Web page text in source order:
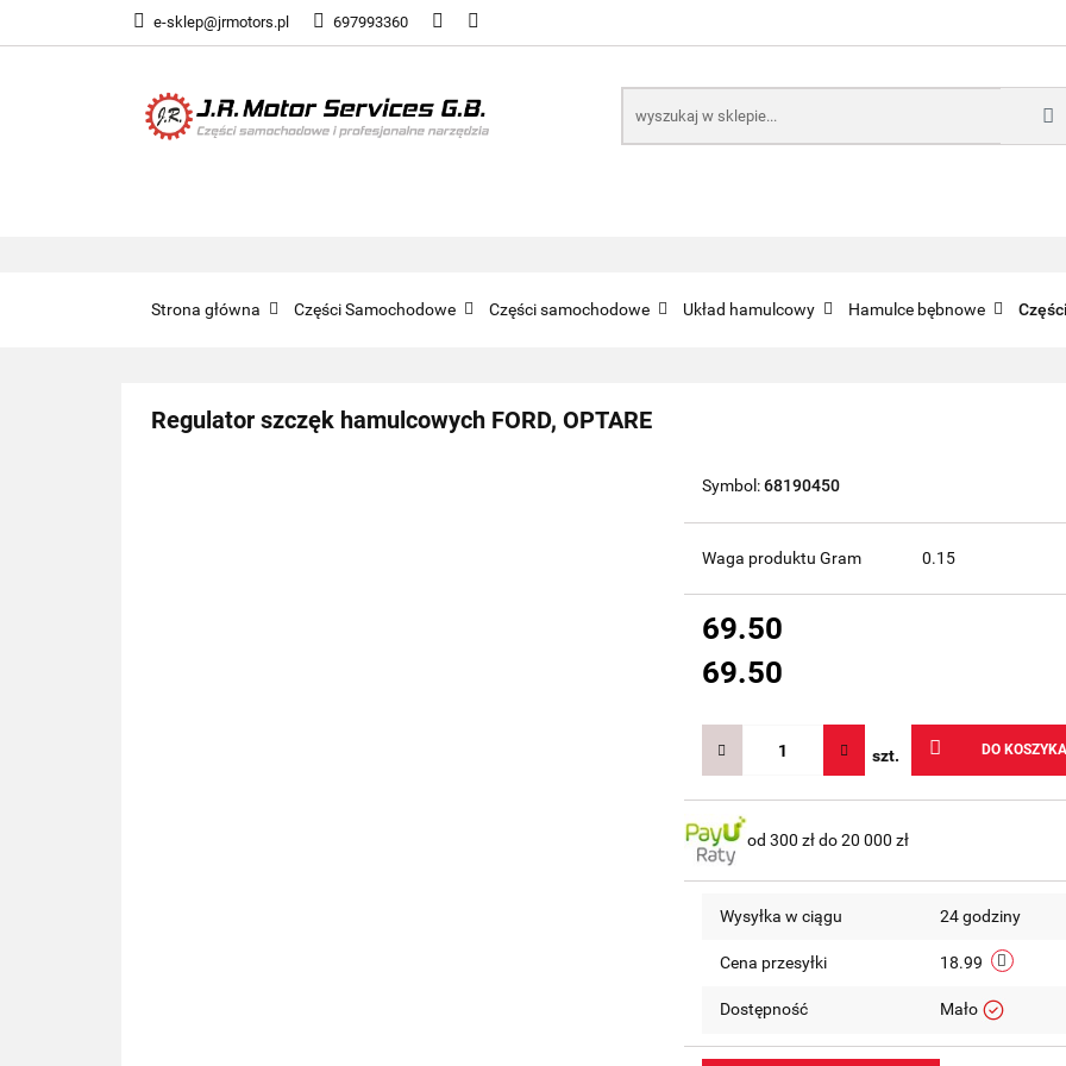
e-sklep@jrmotors.pl 697993360
UKŁADY PALIWOWE
KOMPONENTY ELEKTRONICZNE B2B
Strona główna Części Samochodowe Części samochodowe Układ hamulcowy Hamulce bębnowe
Regulator szczęk hamulcowych FORD, OPTARE
Symbol:68190450
Waga produktu Gram 0.15
69.50
69.50
szt. DO KOSZYKA
od 300 zł do 20 000 zł
Wysyłka w ciągu 24 godziny
Cena przesyłki 18.99
Dostępność Mało